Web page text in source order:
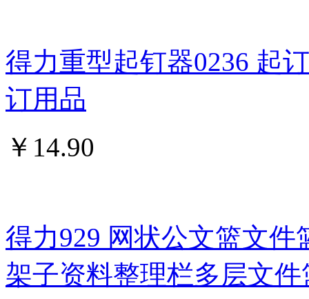
得力重型起钉器0236 起
订用品
￥ 14.90
得力929 网状公文篮文
架子资料整理栏多层文件